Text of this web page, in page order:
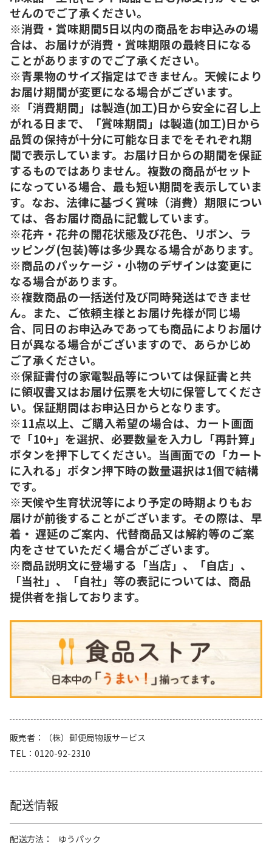
せんのでご了承ください。
※消費・賞味期間5日以内の商品をお申込みの場
合は、お届けが消費・賞味期限の最終日になる
ことがありますのでご了承ください。
※青果物のサイズ指定はできません。天候により
お届け期間が変更になる場合がございます。
※「消費期間」は製造(加工)日から安全に召し上
がれる日まで、「賞味期間」は製造(加工)日から
品質の保持が十分に可能な日までをそれぞれ期
間で表示しています。お届け日からの期間を保証
するものではありません。複数の商品がセット
になっている場合、最も短い期間を表示していま
す。なお、法律に基づく賞味（消費）期限につい
ては、各お届け商品に記載しています。
※花卉・花弁の開花状態及び花色、リボン、ラ
ッピング(包装)等は多少異なる場合があります。
※商品のパッケージ・小物のデザインは変更に
なる場合があります。
※複数商品の一括送付及び同時発送はできませ
ん。また、ご依頼主様とお届け先様が同じ場
合、同日のお申込みであっても商品によりお届け
日が異なる場合がございますので、あらかじめ
ご了承ください。
※保証書付の家電製品等については保証書と共
に領収書又はお届け伝票を大切に保管してくださ
い。保証期間はお申込日からとなります。
※11点以上、ご購入希望の場合は、カート画面
で「10+」を選択、必要数量を入力し「再計算」
ボタンを押下してください。当画面での「カート
に入れる」ボタン押下時の数量選択は1個で結構
です。
※天候や生育状況等により予定の時期よりもお
届けが前後することがございます。その際は、早
着・ 遅延のご案内、代替商品又は解約等のご案
内をさせていただく場合がございます。
※商品説明文に登場する「当店」、「自店」、
「当社」、「自社」等の表記については、商品
提供者を指しております。
販売者
（株）郵便局物販サービス
TEL
0120-92-2310
配送情報
配送方法
ゆうパック